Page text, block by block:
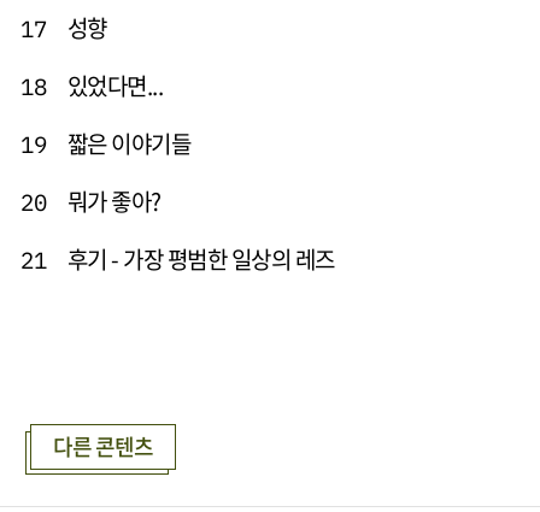
17 성향
18 있었다면...
19 짧은 이야기들
20 뭐가 좋아?
21 후기 - 가장 평범한 일상의 레즈
다른 콘텐츠